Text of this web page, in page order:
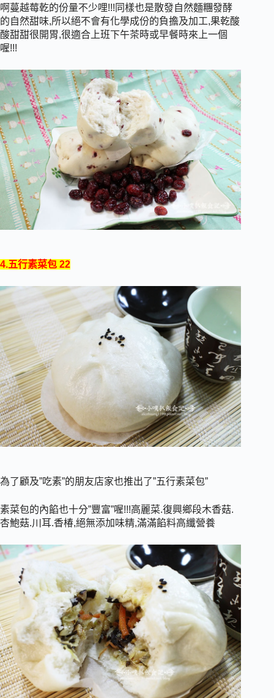
啊蔓越莓乾的份量不少哩!!!同樣也是散發自然麵糰發酵
的自然甜味,所以絕不會有化學成份的負擔及加工,果乾酸
酸甜甜很開胃,很適合上班下午茶時或早餐時來上一個
喔!!!
4.五行素菜包 22
為了顧及”吃素”的朋友店家也推出了”五行素菜包”
素菜包的內餡也十分”豐富”喔!!!高麗菜.復興鄉段木香菇.
杏鮑菇.川耳.香椿,絕無添加味精,滿滿餡料高纖營養